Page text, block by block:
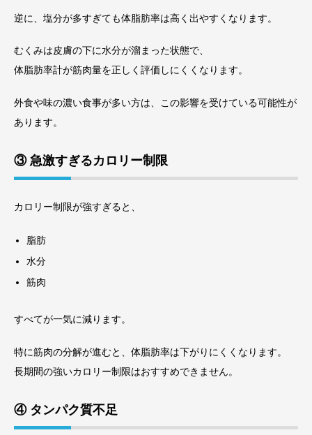
逆に、塩分が多すぎても体脂肪率は高く出やすくなります。
むくみは皮膚の下に水分が溜まった状態で、
体脂肪率計が筋肉量を正しく評価しにくくなります。
外食や味の濃い食事が多い方は、この影響を受けている可能性が
あります。
③ 急激すぎるカロリー制限
カロリー制限が強すぎると、
脂肪
水分
筋肉
すべてが一気に減ります。
特に筋肉の分解が進むと、体脂肪率は下がりにくくなります。
長期間の強いカロリー制限はおすすめできません。
④ タンパク質不足